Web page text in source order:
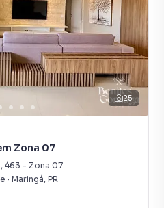
25
Zona 07
, 463 - Zona 07
· Maringá, PR